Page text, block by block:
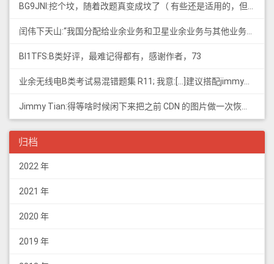
BG9JNI:挖个坟，随着改题真变成坟了（ 有些还是适用的，但是后面那些速记的...
闰伟下天山:“我国分配给业余业务和卫星业余业务与其他业务共用、并且业余业务和...
BI1TFS:B类好评，最难记得都有，感谢作者，73
业余无线电B类考试易混错题集 R11; 我意:[...]建议搭配jimmy的B类指北、A类指北使用，以上信息可...
Jimmy Tian:得等啥时候闲下来把之前 CDN 的图片做一次恢复才行（
归档
2022 年
2021 年
2020 年
2019 年